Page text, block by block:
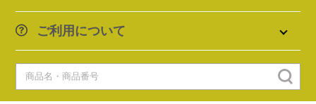
ご利用について